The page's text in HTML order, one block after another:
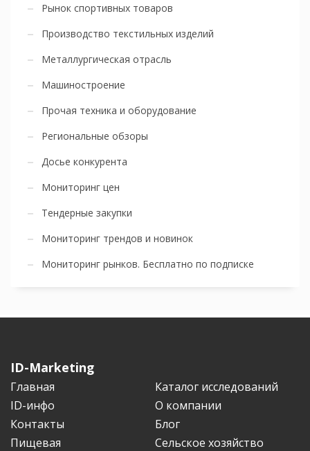
Рынок спортивных товаров
Производство текстильных изделий
Металлургическая отрасль
Машиностроение
Прочая техника и оборудование
Региональные обзоры
Досье конкурента
Мониторинг цен
Тендерные закупки
Мониторинг трендов и новинок
Мониторинг рынков. Бесплатно по подписке
ID-Marketing
Главная
Каталог исследований
ID-инфо
О компании
Контакты
Блог
Пищевая
Сельское хозяйство